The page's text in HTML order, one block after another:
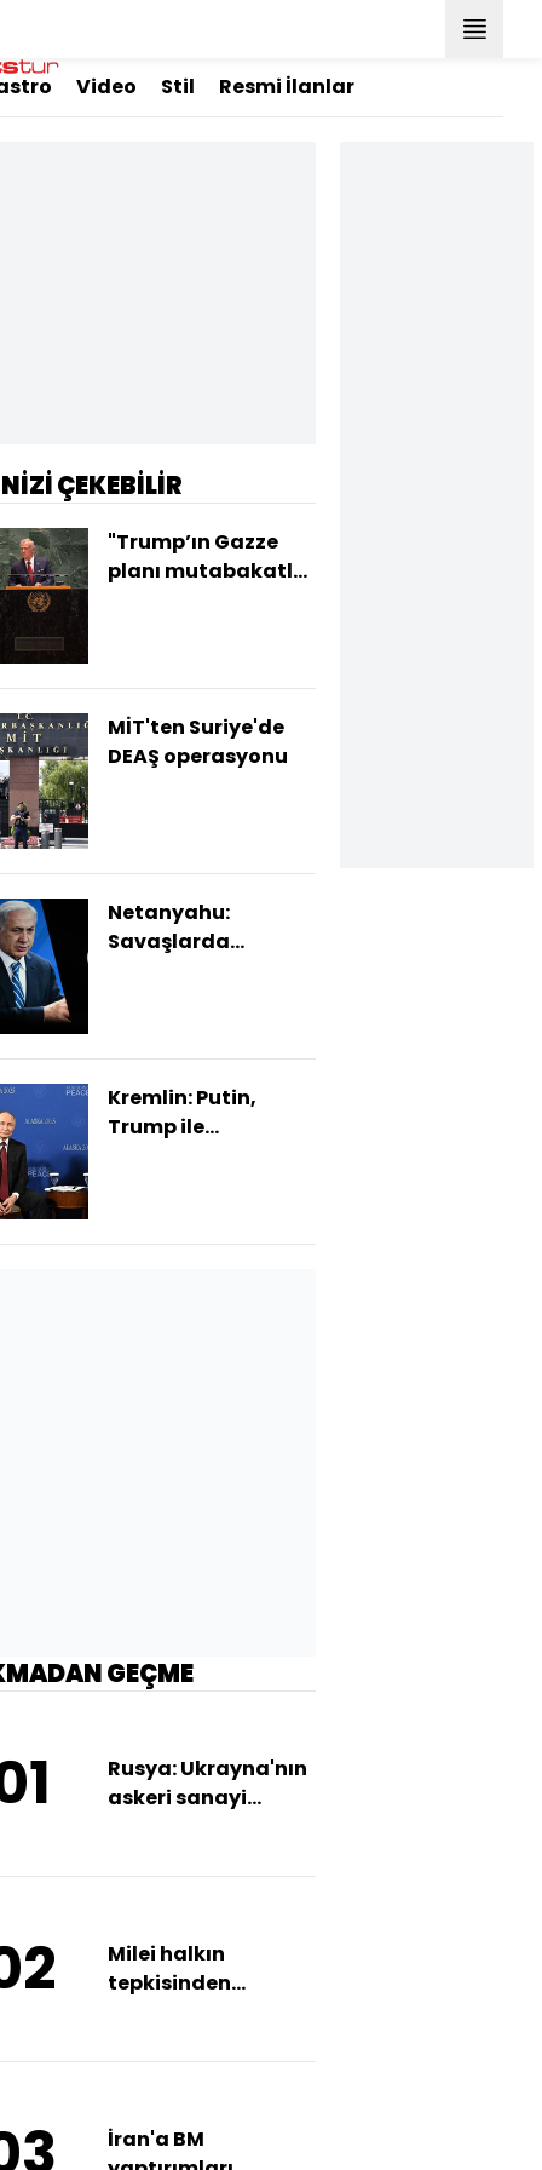
Video Stil Resmi İlanlar
ÇEKEBİLİR
"Trump’ın Gazze
planı mutabakatla
MİT'ten Suriye'de
DEAŞ operasyonu
Netanyahu:
Savaşlarda
Kremlin: Putin,
Trump ile
GEÇME
Rusya: Ukrayna'nın
askeri sanayi
Milei halkın
tepkisinden
çevirdi
İran'a BM